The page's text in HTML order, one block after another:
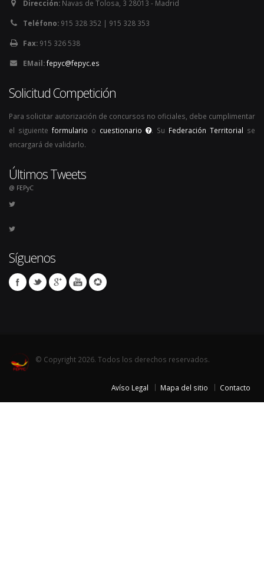
Dirección: Navas de Tolosa, 3 28013 - Madrid
Teléfono: 915 328 352 | 915 328 353
Fax: 915 326 538
EMail:fepyc@fepyc.es
Solicitud Competición
Para solicitar autorización de concursos no oficiales, debe cumplimentar
el siguiente formulario o cuestionario . Su Federación Territorial se
encargará de validarlo.
Últimos Tweets
@ FEPyC
Síguenos
© Copyright 2026. Todos los derechos reservados.
Avíso Legal Mapa del sitio Contacto